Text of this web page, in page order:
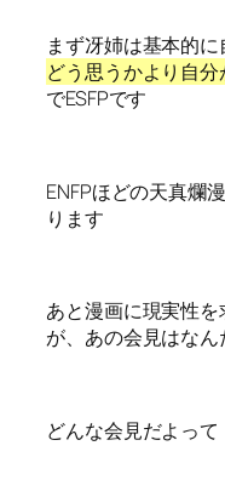
まず冴姉は基本的に
どう思うかより自
でESFPです
ENFPほどの天真爛
ります
あと漫画に現実性
が、あの会見はなん
どんな会見だよって